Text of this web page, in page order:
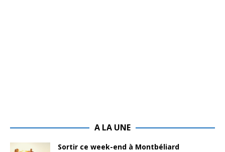
A LA UNE
Sortir ce week-end à Montbéliard